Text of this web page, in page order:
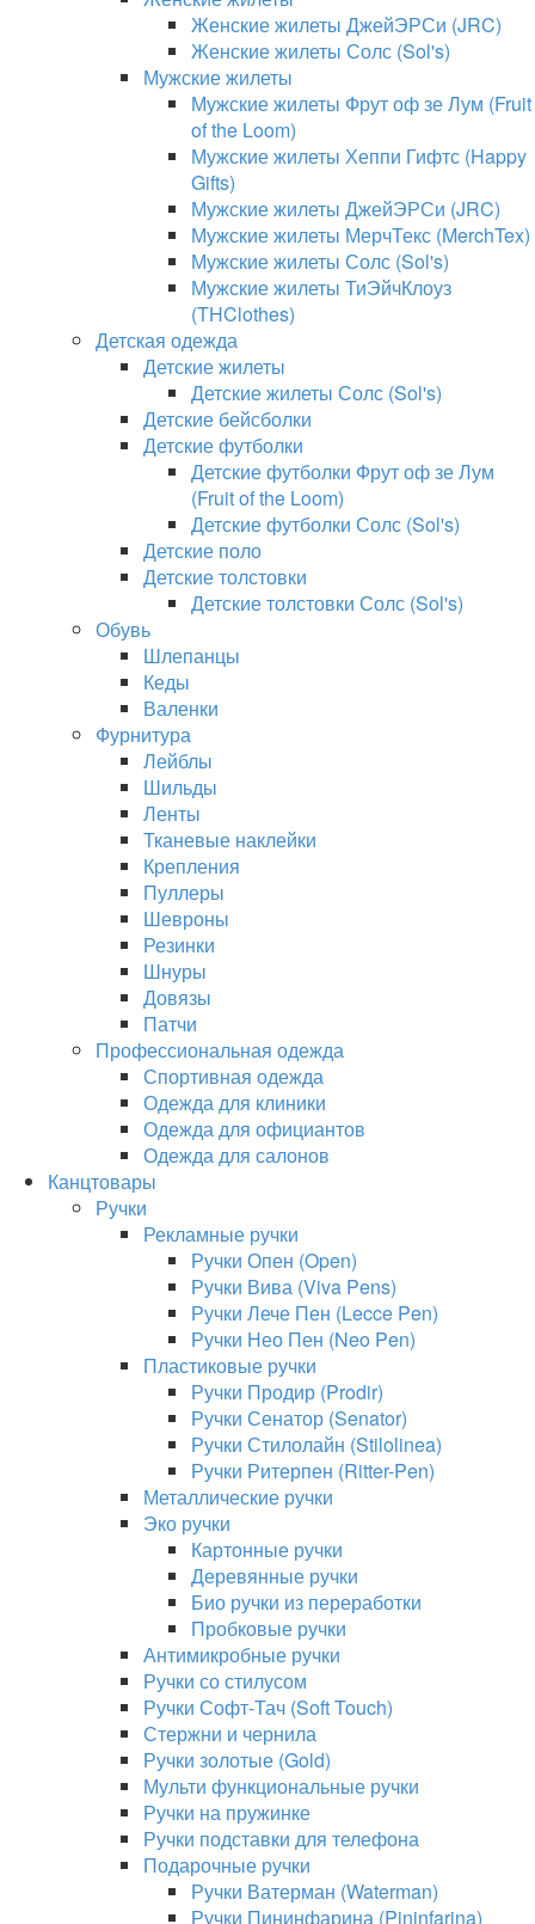
Женские жилеты ДжейЭРСи (JRC)
Женские жилеты Солс (Sol's)
Мужские жилеты
Мужские жилеты Фрут оф зе Лум (Fruit
of the Loom)
Мужские жилеты Хеппи Гифтс (Happy
Gifts)
Мужские жилеты ДжейЭРСи (JRC)
Мужские жилеты МерчТекс (MerchTex)
Мужские жилеты Солс (Sol's)
Мужские жилеты ТиЭйчКлоуз
(THClothes)
Детская одежда
Детские жилеты
Детские жилеты Солс (Sol's)
Детские бейсболки
Детские футболки
Детские футболки Фрут оф зе Лум
(Fruit of the Loom)
Детские футболки Солс (Sol's)
Детские поло
Детские толстовки
Детские толстовки Солс (Sol's)
Обувь
Шлепанцы
Кеды
Валенки
Фурнитура
Лейблы
Шильды
Ленты
Тканевые наклейки
Крепления
Пуллеры
Шевроны
Резинки
Шнуры
Довязы
Патчи
Профессиональная одежда
Спортивная одежда
Одежда для клиники
Одежда для официантов
Одежда для салонов
Канцтовары
Ручки
Рекламные ручки
Ручки Опен (Open)
Ручки Вива (Viva Pens)
Ручки Лече Пен (Lecce Pen)
Ручки Нео Пен (Neo Pen)
Пластиковые ручки
Ручки Продир (Prodir)
Ручки Сенатор (Senator)
Ручки Стилолайн (Stilolinea)
Ручки Ритерпен (Ritter-Pen)
Металлические ручки
Эко ручки
Картонные ручки
Деревянные ручки
Био ручки из переработки
Пробковые ручки
Антимикробные ручки
Ручки со стилусом
Ручки Софт-Тач (Soft Touch)
Стержни и чернила
Ручки золотые (Gold)
Мульти функциональные ручки
Ручки на пружинке
Ручки подставки для телефона
Подарочные ручки
Ручки Ватерман (Waterman)
Ручки Пининфарина (Pininfarina)